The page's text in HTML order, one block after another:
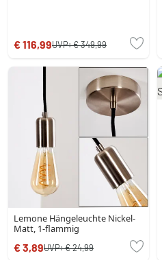
€ 116,99UVP:€ 349,99
Lemone Hängeleuchte Nickel-
Matt, 1-flammig
€ 3,89UVP:€ 24,99